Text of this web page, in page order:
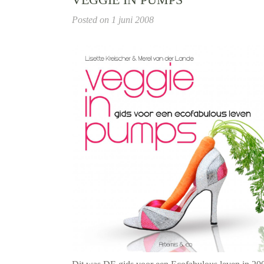
Posted on 1 juni 2008